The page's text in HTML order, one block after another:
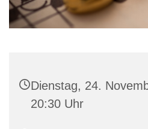
Dienstag, 24.
20:30 Uhr